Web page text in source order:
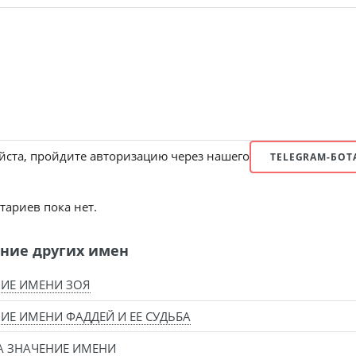
пройдите авторизацию через нашего TELEGRAM-
пока нет.
других имен
ИМЕНИ ЗОЯ
ИМЕНИ ФАДДЕЙ И ЕЕ СУДЬБА
ЗНАЧЕНИЕ ИМЕНИ